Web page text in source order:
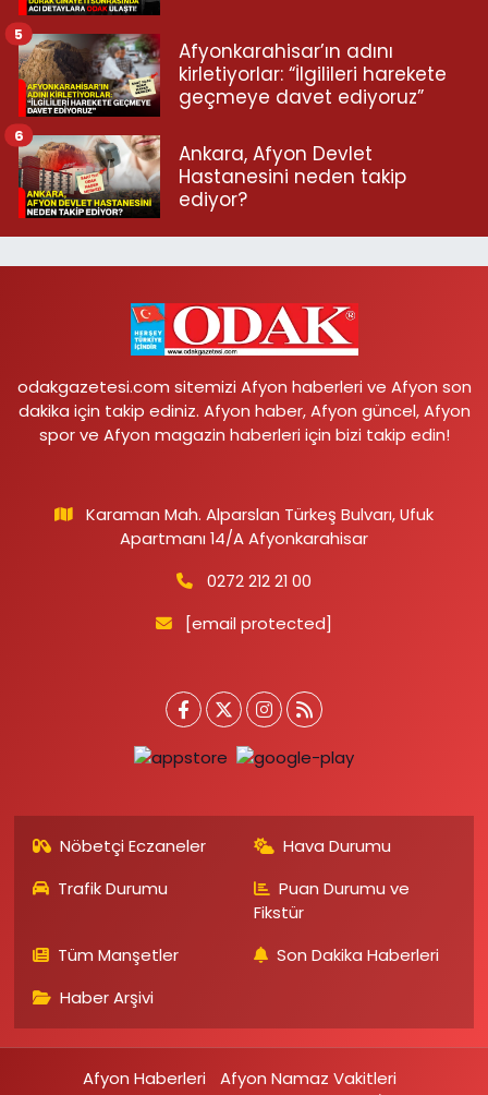
Afyonkarahisar’ın adını
kirletiyorlar: “İlgilileri harekete
geçmeye davet ediyoruz”
5
Ankara, Afyon Devlet
Hastanesini neden takip
ediyor?
6
odakgazetesi.com sitemizi Afyon haberleri ve Afyon son
dakika için takip ediniz. Afyon haber, Afyon güncel, Afyon
spor ve Afyon magazin haberleri için bizi takip edin!
Karaman Mah. Alparslan Türkeş Bulvarı, Ufuk
Apartmanı 14/A Afyonkarahisar
0272 212 21 00
[email protected]
Nöbetçi Eczaneler
Hava Durumu
Trafik Durumu
Puan Durumu ve
Fikstür
Tüm Manşetler
Son Dakika Haberleri
Haber Arşivi
Afyon Haberleri
Afyon Namaz Vakitleri